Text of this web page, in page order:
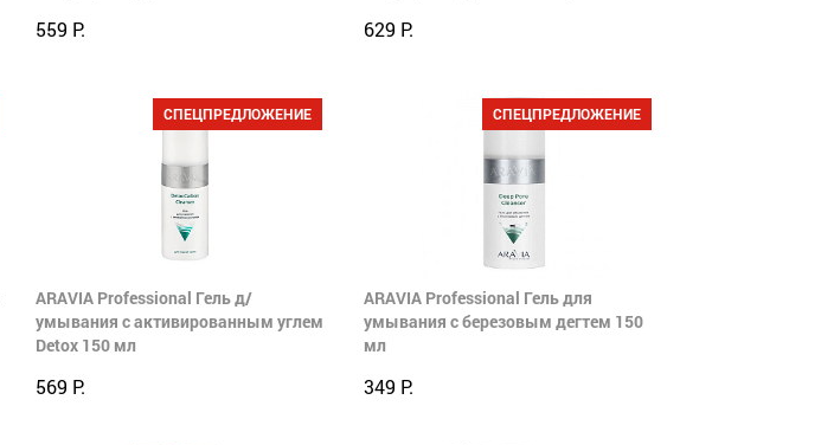
559 Р. 629 Р.
СПЕЦПРЕДЛОЖЕНИЕ
ARAVIA Professional Гель д/
умывания с активированным углем
Detox 150 мл
569 Р.
СПЕЦПРЕДЛОЖЕНИЕ
ARAVIA Professional Гель для
умывания с березовым дегтем 150
мл
349 Р.